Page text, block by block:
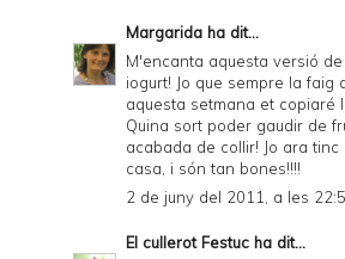
Margarida ha dit...
M'encanta aquesta versió
iogurt! Jo que sempre la faig
aquesta setmana et copiaré
Quina sort poder gaudir de
acabada de collir! Jo ara tinc
casa, i són tan bones!!!!
2 de juny del 2011, a les
El cullerot Festuc ha dit...